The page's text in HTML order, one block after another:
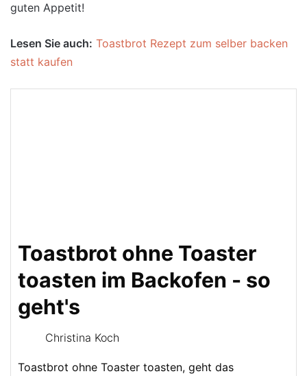
guten Appetit!
Lesen Sie auch: Toastbrot Rezept zum selber backen
statt kaufen
Toastbrot ohne Toaster
toasten im Backofen - so
geht's
Christina Koch
Toastbrot ohne Toaster toasten, geht das